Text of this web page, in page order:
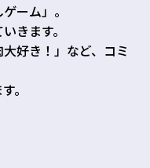
ーム」。
きます。
好き！」など、コミ
。